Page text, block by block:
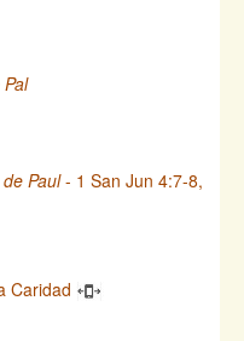
Paul- 1 San Jun 4:7-8,
Caridad